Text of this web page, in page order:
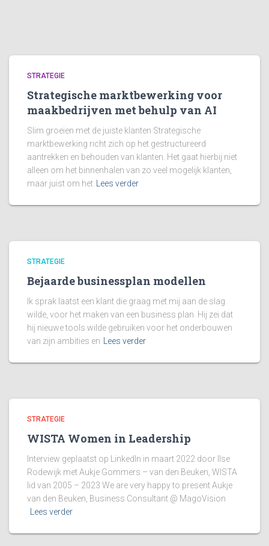
STRATEGIE
Strategische marktbewerking voor
maakbedrijven met behulp van AI
Slim groeien met de juiste klanten Strategische
marktbewerking richt zich op het gestructureerd
aantrekken en behouden van klanten. Het gaat hierbij niet
alleen om het binnenhalen van zo veel mogelijk klanten,
maar juist om het
Lees verder
STRATEGIE
Bejaarde businessplan modellen
Ik sprak laatst een klant die graag met mij aan de slag
wilde, voor het maken van een business plan. Hij zei dat
hij nieuwe tools wilde gebruiken voor het onderbouwen
van zijn ambities en
Lees verder
STRATEGIE
WISTA Women in Leadership
Interview geplaatst op LinkedIn in maart 2022 door Ilse
Rodewijk met Aukje Gommers – van den Beuken, WISTA
lid van 2005 – 2023 We are very happy to present Aukje
van den Beuken, Business Consultant @ MagoVision
Lees verder